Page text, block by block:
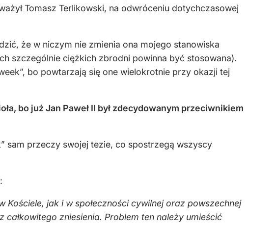
Tomasz Terlikowski, na odwróceniu dotychczasowej
że w niczym nie zmienia ona mojego stanowiska
szczególnie ciężkich zbrodni powinna być stosowana).
bo powtarzają się one wielokrotnie przy okazji tej
bo już Jan Paweł II był zdecydowanym przeciwnikiem
sam przeczy swojej tezie, co spostrzegą wszyscy
jak i w społeczności cywilnej oraz powszechnej
zniesienia. Problem ten należy umieścić